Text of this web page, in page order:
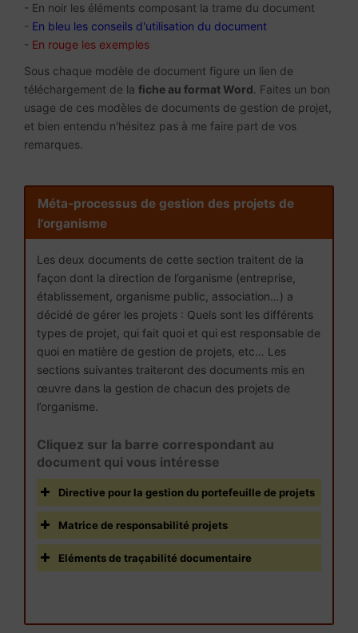
- En noir les éléments composant la trame du document
- En bleu les conseils d'utilisation du document
- En rouge les exemples
Sous chaque modèle de document figure un lien de
téléchargement de la fiche au format Word . Faites un bon
usage de ces modèles de documents de gestion de projet,
et bien entendu n'hésitez pas à me faire part de vos
remarques.
Méta-processus de gestion des projets de
l'organisme
Les deux documents de cette section traitent de la
façon dont la direction de l’organisme (entreprise,
établissement, organisme public, association…) a
décidé de gérer les projets : Quels sont les différents
types de projet, qui fait quoi et qui est responsable de
quoi en matière de gestion de projets, etc… Les
sections suivantes traiteront des documents mis en
œuvre dans la gestion de chacun des projets de
l’organisme.
Cliquez sur la barre correspondant au
document qui vous intéresse
Directive pour la gestion du portefeuille de projets
Matrice de responsabilité projets
Eléments de traçabilité documentaire